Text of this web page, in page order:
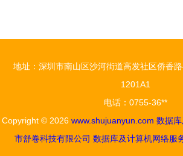
（g8582）
署与计算机
网络服务详
解析
地址：深圳市南山区沙河街道高发社区侨香
1201A1
电话：0755-36**
Copyright © 2026 www.shujuanyun.com 数据
市舒卷科技有限公司 数据库及计算机网络服